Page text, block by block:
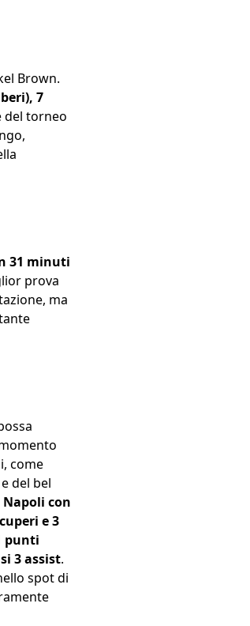
Brown.
7
del torneo
31 minuti
prova
ma
come
del bel
con
e 3
punti
3 assist.
spot di